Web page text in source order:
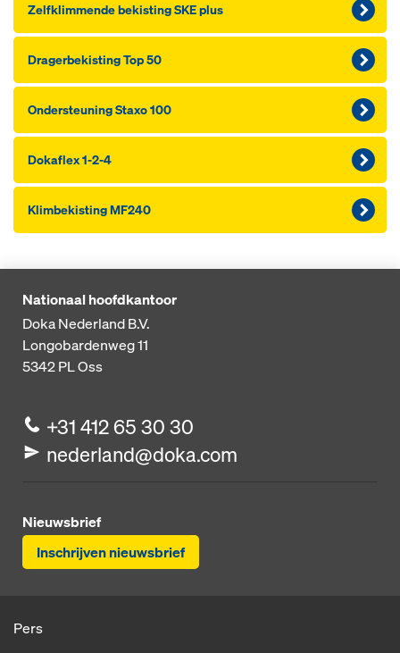
Zelf­k­lim­men­de be­kis­ting SKE plus
Dra­ger­be­kis­ting Top 50
On­der­s­teu­ning Staxo 100
Dokaflex 1-2-4
Klim­be­kis­ting MF240
Nationaal hoofdkantoor
Doka Nederland B.V.
Longobardenweg 11
5342 PLOss
+31 412 65 30 30
nederland@doka.com
Nieuwsbrief
Inschrijven nieuwsbrief
Pers